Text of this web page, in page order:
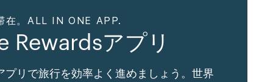
在。ALL IN ONE APP.
Rewardsアプリ
プリで旅行を効率よく進めましょう。世界